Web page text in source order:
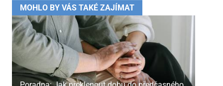
MOHLO BY VÁS TAKÉ ZAJÍMAT